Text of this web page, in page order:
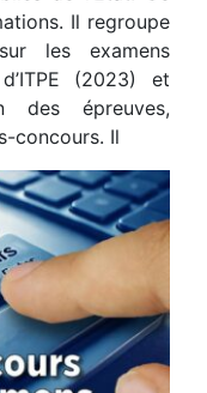
Il regroupe
les examens
(2023) et
des épreuves,
concours. Il